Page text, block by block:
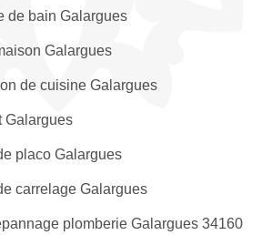
de bain Galargues
Galargues
de cuisine Galargues
Galargues
placo Galargues
carrelage Galargues
plomberie Galargues 34160